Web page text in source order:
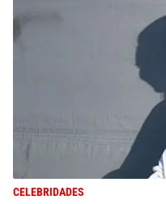
CELEBRIDADES